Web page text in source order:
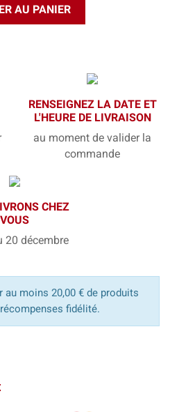
AU PANIER
RENSEIGNEZ LA DATE ET
L'HEURE DE LIVRAISON
au moment de valider la
commande
CHEZ
VOUS
20 décembre
moins 20,00 € de produits
fidélité.